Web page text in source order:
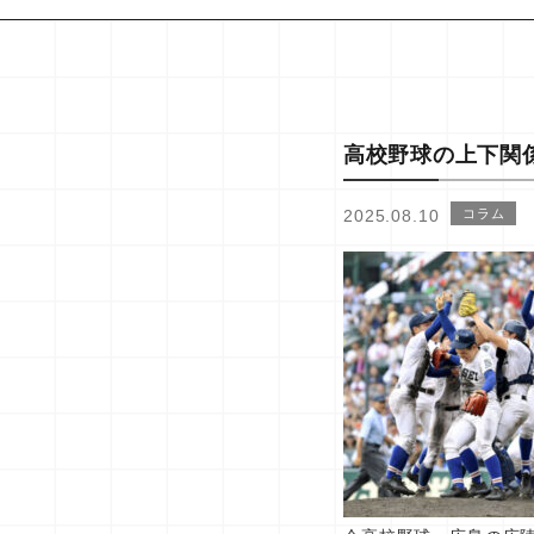
高校野球の上下関
2025.08.10 コラム